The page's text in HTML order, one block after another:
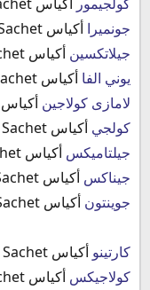
جونميرا أكياس Jonmera Sachet.
جيلاتكسين أكياس Gelatxin Sachet.
يوني الفا أكياس Uni Alpha Sachet.
لامازى كولاجين أكياس lamazi collagen.
كولجي أكياس Colgy Sachet.
جيلتاميكس أكياس Jeltamix Sachet.
جيناكس أكياس Jenax Sachet.
جوينتون أكياس Jointone Sachet.
كارتينو أكياس Cartino Sachet.
كولاجيكس أكياس Collagix Sachet.